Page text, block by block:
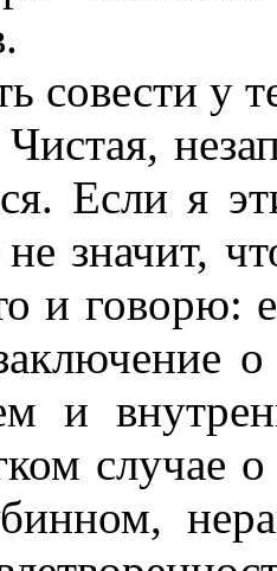
совести у
Если я
значит,
и говорю:
и
случае